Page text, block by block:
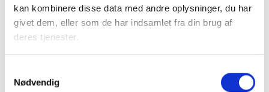
kan kombinere disse data med andre oplysninger, du har
givet dem, eller som de har indsamlet fra din brug af
deres tjenester.
Nødvendig
Almene boliger drives uden profit, så ingen tjener på
huslejen. En del af beboernes husleje går til
Landsbyggefonden, som støtter fysiske og sociale
indsatser i almene boligområder. Dette sikrer, at by- og